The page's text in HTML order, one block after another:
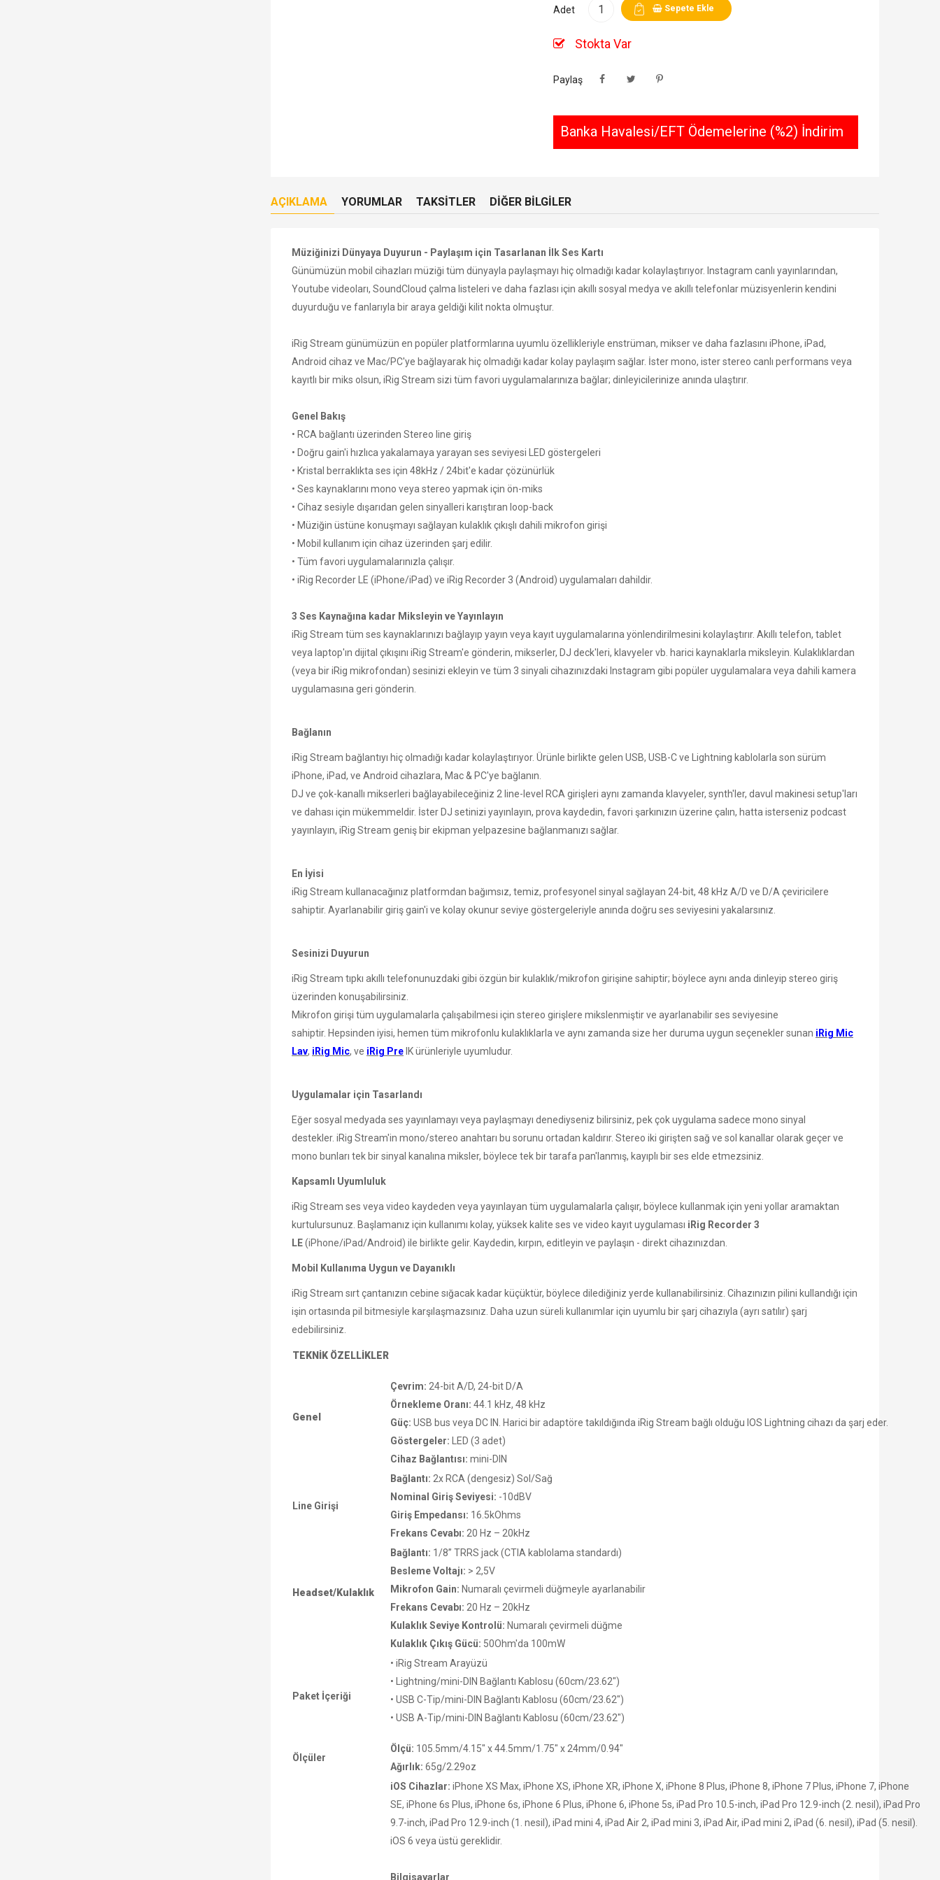
Adet Sepete Ekle
Stokta Var
Paylaş
Banka Havalesi/EFT Ödemelerine (%2) İndirim
AÇIKLAMA YORUMLAR TAKSITLER DIĞER BILGILER
Müziğinizi Dünyaya Duyurun - Paylaşım için Tasarlanan İlk Ses Kartı
Günümüzün mobil cihazları müziği tüm dünyayla paylaşmayı hiç olmadığı kadar kolaylaştırıyor. Instagram canlı yayınlarından,
Youtube videoları, SoundCloud çalma listeleri ve daha fazlası için akıllı sosyal medya ve akıllı telefonlar müzisyenlerin kendini
duyurduğu ve fanlarıyla bir araya geldiği kilit nokta olmuştur.
iRig Stream günümüzün en popüler platformlarına uyumlu özellikleriyle enstrüman, mikser ve daha fazlasını iPhone, iPad,
Android cihaz ve Mac/PC'ye bağlayarak hiç olmadığı kadar kolay paylaşım sağlar. İster mono, ister stereo canlı performans veya
kayıtlı bir miks olsun, iRig Stream sizi tüm favori uygulamalarınıza bağlar; dinleyicilerinize anında ulaştırır.
Genel Bakış
• RCA bağlantı üzerinden Stereo line giriş
• Doğru gain'i hızlıca yakalamaya yarayan ses seviyesi LED göstergeleri
• Kristal berraklıkta ses için 48kHz / 24bit'e kadar çözünürlük
• Ses kaynaklarını mono veya stereo yapmak için ön-miks
• Cihaz sesiyle dışarıdan gelen sinyalleri karıştıran loop-back
• Müziğin üstüne konuşmayı sağlayan kulaklık çıkışlı dahili mikrofon girişi
• Mobil kullanım için cihaz üzerinden şarj edilir.
• Tüm favori uygulamalarınızla çalışır.
• iRig Recorder LE (iPhone/iPad) ve iRig Recorder 3 (Android) uygulamaları dahildir.
3 Ses Kaynağına kadar Miksleyin ve Yayınlayın
iRig Stream tüm ses kaynaklarınızı bağlayıp yayın veya kayıt uygulamalarına yönlendirilmesini kolaylaştırır. Akıllı telefon, tablet
veya laptop'ın dijital çıkışını iRig Stream'e gönderin, mikserler, DJ deck'leri, klavyeler vb. harici kaynaklarla miksleyin. Kulaklıklardan
(veya bir iRig mikrofondan) sesinizi ekleyin ve tüm 3 sinyali cihazınızdaki Instagram gibi popüler uygulamalara veya dahili kamera
uygulamasına geri gönderin.
Bağlanın
iRig Stream bağlantıyı hiç olmadığı kadar kolaylaştırıyor. Ürünle birlikte gelen USB, USB-C ve Lightning kablolarla son sürüm
iPhone, iPad, ve Android cihazlara, Mac & PC'ye bağlanın.
DJ ve çok-kanallı mikserleri bağlayabileceğiniz 2 line-level RCA girişleri aynı zamanda klavyeler, synth'ler, davul makinesi setup'ları
ve dahası için mükemmeldir. İster DJ setinizi yayınlayın, prova kaydedin, favori şarkınızın üzerine çalın, hatta isterseniz podcast
yayınlayın, iRig Stream geniş bir ekipman yelpazesine bağlanmanızı sağlar.
En İyisi
iRig Stream kullanacağınız platformdan bağımsız, temiz, profesyonel sinyal sağlayan 24-bit, 48 kHz A/D ve D/A çeviricilere
sahiptir. Ayarlanabilir giriş gain'i ve kolay okunur seviye göstergeleriyle anında doğru ses seviyesini yakalarsınız.
Sesinizi Duyurun
iRig Stream tıpkı akıllı telefonunuzdaki gibi özgün bir kulaklık/mikrofon girişine sahiptir; böylece aynı anda dinleyip stereo giriş
üzerinden konuşabilirsiniz.
Mikrofon girişi tüm uygulamalarla çalışabilmesi için stereo girişlere mikslenmiştir ve ayarlanabilir ses seviyesine
sahiptir. Hepsinden iyisi, hemen tüm mikrofonlu kulaklıklarla ve aynı zamanda size her duruma uygun seçenekler sunan iRig Mic
Lav, iRig Mic, ve iRig Pre IK ürünleriyle uyumludur.
Uygulamalar için Tasarlandı
Eğer sosyal medyada ses yayınlamayı veya paylaşmayı denediyseniz bilirsiniz, pek çok uygulama sadece mono sinyal
destekler. iRig Stream'in mono/stereo anahtarı bu sorunu ortadan kaldırır. Stereo iki girişten sağ ve sol kanallar olarak geçer ve
mono bunları tek bir sinyal kanalına miksler, böylece tek bir tarafa pan'lanmış, kayıplı bir ses elde etmezsiniz.
Kapsamlı Uyumluluk
iRig Stream ses veya video kaydeden veya yayınlayan tüm uygulamalarla çalışır, böylece kullanmak için yeni yollar aramaktan
kurtulursunuz. Başlamanız için kullanımı kolay, yüksek kalite ses ve video kayıt uygulaması iRig Recorder 3
LE(iPhone/iPad/Android) ile birlikte gelir. Kaydedin, kırpın, editleyin ve paylaşın - direkt cihazınızdan.
Mobil Kullanıma Uygun ve Dayanıklı
iRig Stream sırt çantanızın cebine sığacak kadar küçüktür, böylece dilediğiniz yerde kullanabilirsiniz. Cihazınızın pilini kullandığı için
işin ortasında pil bitmesiyle karşılaşmazsınız. Daha uzun süreli kullanımlar için uyumlu bir şarj cihazıyla (ayrı satılır) şarj
edebilirsiniz.
TEKNİK ÖZELLİKLER
Genel
Çevrim: 24-bit A/D, 24-bit D/A
Örnekleme Oranı: 44.1 kHz, 48 kHz
Güç: USB bus veya DC IN. Harici bir adaptöre takıldığında iRig Stream bağlı olduğu IOS Lightning cihazı da şarj eder.
Göstergeler: LED (3 adet)
Cihaz Bağlantısı: mini-DIN
Line Girişi
Bağlantı: 2x RCA (dengesiz) Sol/Sağ
Nominal Giriş Seviyesi: -10dBV
Giriş Empedansı: 16.5kOhms
Frekans Cevabı: 20 Hz – 20kHz
Headset/Kulaklık
Bağlantı: 1/8” TRRS jack (CTIA kablolama standardı)
Besleme Voltajı: > 2,5V
Mikrofon Gain: Numaralı çevirmeli düğmeyle ayarlanabilir
Frekans Cevabı: 20 Hz – 20kHz
Kulaklık Seviye Kontrolü: Numaralı çevirmeli düğme
Kulaklık Çıkış Gücü: 50Ohm'da 100mW
Paket İçeriği
• iRig Stream Arayüzü
• Lightning/mini-DIN Bağlantı Kablosu (60cm/23.62")
• USB C-Tip/mini-DIN Bağlantı Kablosu (60cm/23.62")
• USB A-Tip/mini-DIN Bağlantı Kablosu (60cm/23.62")
Ölçüler
Ölçü: 105.5mm/4.15" x 44.5mm/1.75" x 24mm/0.94"
Ağırlık: 65g/2.29oz
iOS Cihazlar: iPhone XS Max, iPhone XS, iPhone XR, iPhone X, iPhone 8 Plus, iPhone 8, iPhone 7 Plus, iPhone 7, iPhone
SE, iPhone 6s Plus, iPhone 6s, iPhone 6 Plus, iPhone 6, iPhone 5s, iPad Pro 10.5-inch, iPad Pro 12.9-inch (2. nesil), iPad Pro
9.7-inch, iPad Pro 12.9-inch (1. nesil), iPad mini 4, iPad Air 2, iPad mini 3, iPad Air, iPad mini 2, iPad (6. nesil), iPad (5. nesil).
iOS 6 veya üstü gereklidir.
Bilgisayarlar